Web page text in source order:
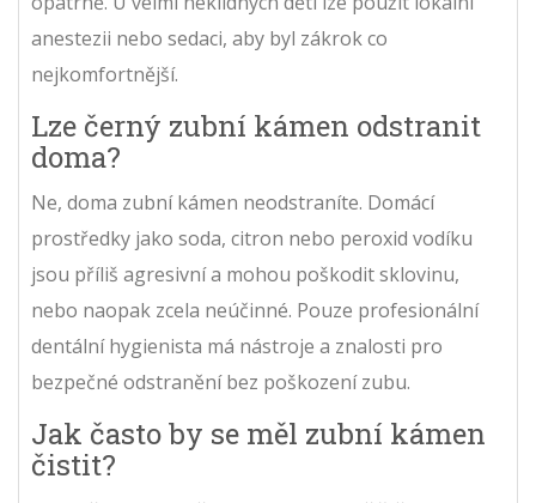
anestezii nebo sedaci, aby byl zákrok co
nejkomfortnější.
Lze černý zubní kámen odstranit
doma?
Ne, doma zubní kámen neodstraníte. Domácí
prostředky jako soda, citron nebo peroxid vodíku
jsou příliš agresivní a mohou poškodit sklovinu,
nebo naopak zcela neúčinné. Pouze profesionální
dentální hygienista má nástroje a znalosti pro
bezpečné odstranění bez poškození zubu.
Jak často by se měl zubní kámen
čistit?